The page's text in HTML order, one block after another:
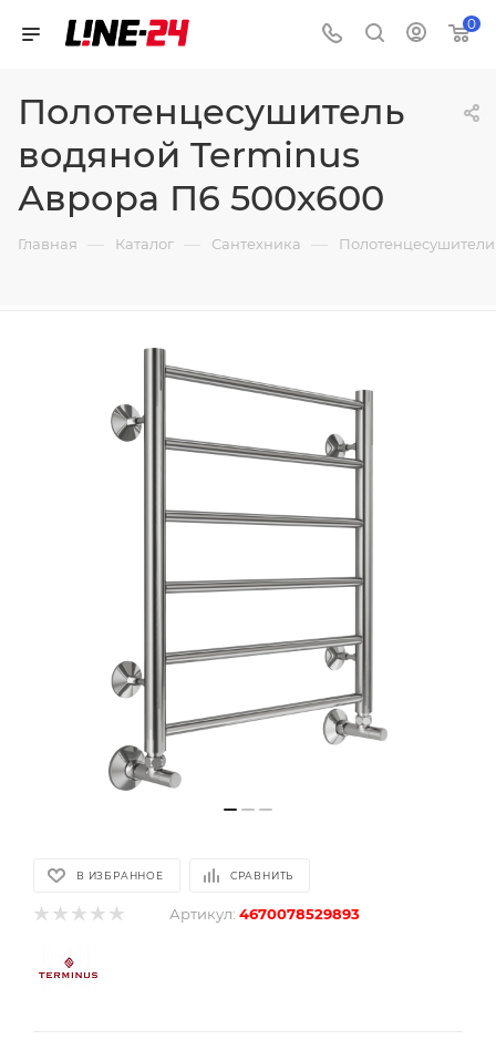
0
Полотенцесушитель
водяной Terminus
Аврора П6 500х600
Главная — Каталог — Сантехника — Полотенцесушители
В ИЗБРАННОЕ СРАВНИТЬ
Артикул: 4670078529893